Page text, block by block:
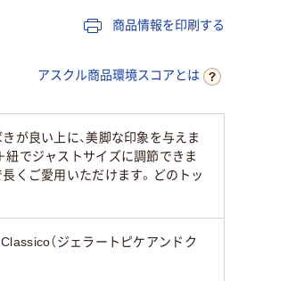
商品情報を印刷する
アスクル商品環境スコアとは
が良い上に、美脚な印象を与えま
でジャストサイズに調節できま
くご愛用いただけます。どのトッ
（ジェラートピケアンドク